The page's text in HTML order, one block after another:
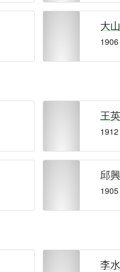
大
1906
王
1912
邱
1905
李